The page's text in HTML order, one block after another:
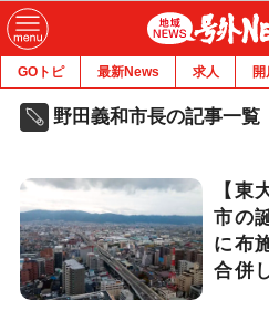
GOトピ 最新News 求人
野田義和市長の記事一覧
【東
市の
に布
合併